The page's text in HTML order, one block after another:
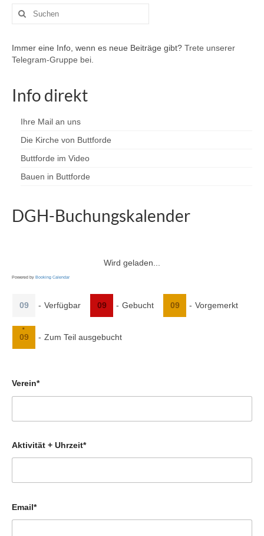
Suchen
nach:
Immer eine Info, wenn es neue Beiträge gibt? Trete unserer
Telegram-Gruppe bei.
Info direkt
Ihre Mail an uns
Die Kirche von Buttforde
Buttforde im Video
Bauen in Buttforde
DGH-Buchungskalender
Wird geladen...
Powered by Booking Calendar
09 - Verfügbar 09 - Gebucht 09 - Vorgemerkt
·
09 - Zum Teil ausgebucht
Verein*
Aktivität + Uhrzeit*
Email*